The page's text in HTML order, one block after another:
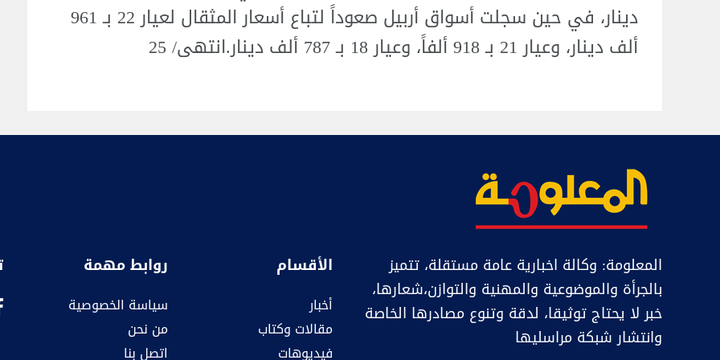
دينار، في حين سجلت أسواق أربيل صعوداً لتباع أسعار المثقال لعيار 22 بـ 961
ألف دينار، وعيار 21 بـ 918 ألفاً، وعيار 18 بـ 787 ألف دينار.انتهى/ 25
المعلومة: وكالة اخبارية عامة مستقلة، تتميز
بالجرأة والموضوعية والمهنية والتوازن،شعارها،
خبر ﻻ يحتاج توثيقا، لدقة وتنوع مصادرها الخاصة
وانتشار شبكة مراسليها
الأقسام
أخبار
مقالات وكتاب
فيديوهات
روابط مهمة
سياسة الخصوصية
من نحن
اتصل بنا